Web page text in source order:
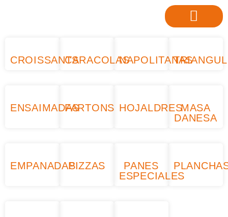
CROISSANTSCARACOLASNAPOLITANAS
ENSAIMADASFARTONS HOJALDRESMASA
DANESA
EMPANADASPIZZAS
PANES
ESPECIALES